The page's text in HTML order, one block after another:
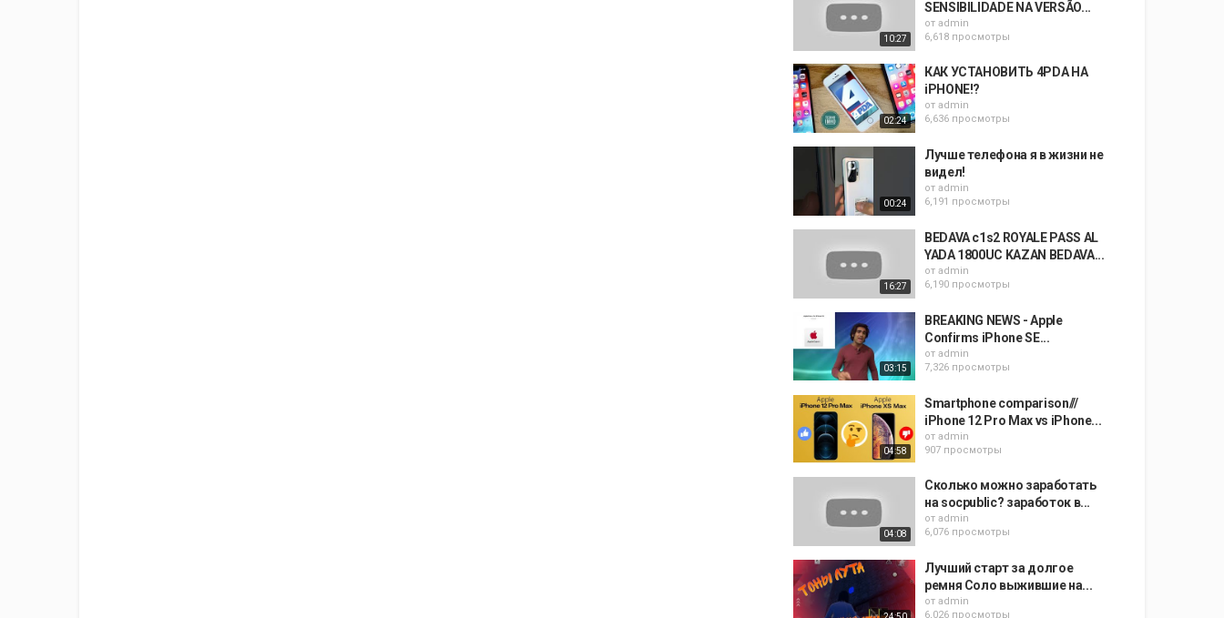
10:27
SENSIBILIDADE NA VERSÃO...
от admin
6,618 просмотры
02:24
КАК УСТАНОВИТЬ 4PDA НА
iPHONE!?
от admin
6,636 просмотры
00:24
Лучше телефона я в жизни не
видел!
от admin
6,191 просмотры
16:27
BEDAVA c1s2 ROYALE PASS AL
YADA 1800UC KAZAN BEDAVA...
от admin
6,190 просмотры
03:15
BREAKING NEWS - Apple
Confirms iPhone SE...
от admin
7,326 просмотры
04:58
Smartphone comparison///
iPhone 12 Pro Max vs iPhone...
от admin
907 просмотры
04:08
Сколько можно заработать
на socpublic? заработок в...
от admin
6,076 просмотры
Лучший старт за долгое
ремня Соло выжившие на...
от admin
6,026 просмотры